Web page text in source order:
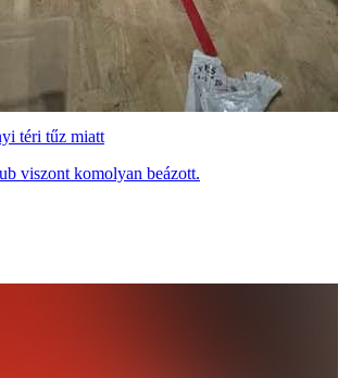
téri tűz miatt
viszont komolyan beázott.